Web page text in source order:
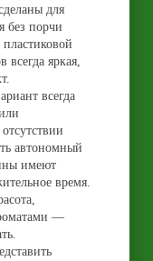
для
без порчи
пластиковой
всегда яркая,
всегда
автономный
имеют
время.
—